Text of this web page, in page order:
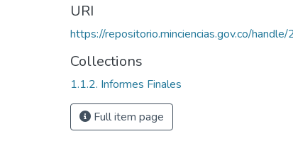
URI
https://repositorio.minciencias.gov.co/
Collections
1.1.2. Informes Finales
Full item page